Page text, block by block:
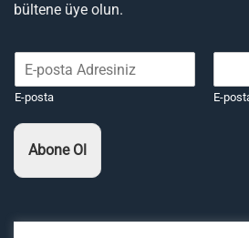
bültene üye olun.
E-posta E-
Abone Ol